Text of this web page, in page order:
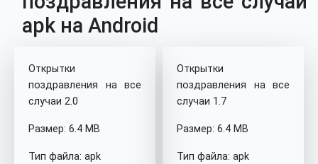
apk на Android
Открытки
поздравления на все
случаи 2.0
Размер: 6.4 MB
Тип файла: apk
Открытки
поздравления на все
случаи 1.7
Размер: 6.4 MB
Тип файла: apk